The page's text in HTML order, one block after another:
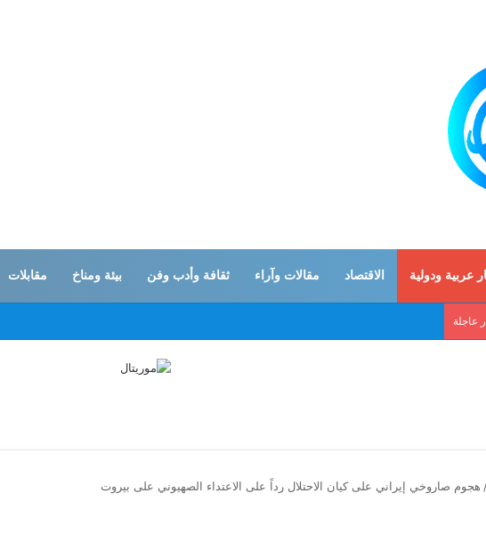
عربية ودولية الاقتصاد مقالات وآراء ثقافة وأدب وفن بيئة ومناخ مقابلات
عاجلة
هجوم صاروخي إيراني على كيان الاحتلال رداً على الاعتداء الصهيوني على بيروت